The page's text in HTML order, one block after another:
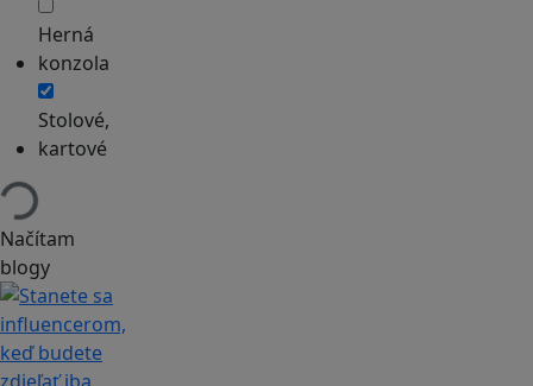
Herná
konzola
Stolové,
kartové
Načítam
blogy